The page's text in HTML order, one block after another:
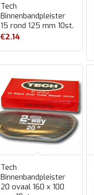
Tech
Binnenbandpleister
15 rond 125 mm 10st.
€2.14
Tech
Binnenbandpleister
20 ovaal 160 x 100